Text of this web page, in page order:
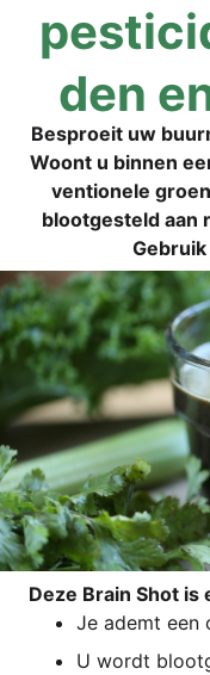
den
Bespro­eit uw
Woont u bin­nen
ven­tio­n­ele
bloot­ge­steld aan
Deze Brain Shot
Je ademt een
U wordt